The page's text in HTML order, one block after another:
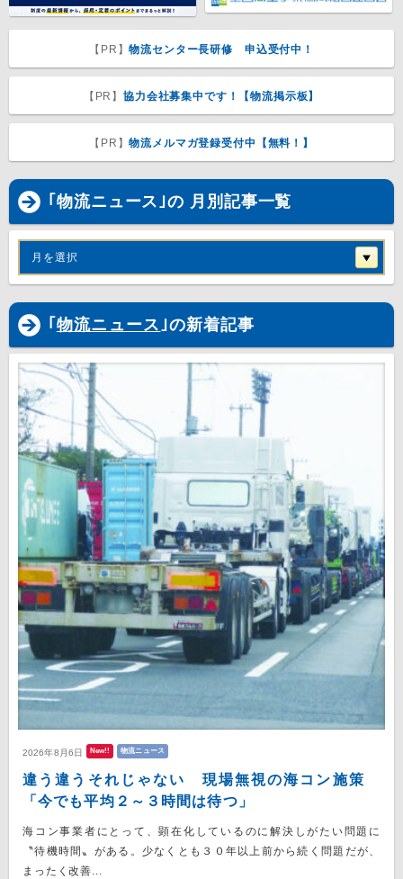
【PR】物流センター長研修 申込受付中！
【PR】協力会社募集中です！【物流掲示板】
【PR】物流メルマガ登録受付中【無料！】
｢物流ニュース｣の 月別記事一覧
月を選択
｢ 物流ニュース｣の新着記事
2026年8月6日 New!! 物流ニュース
違う違うそれじゃない 現場無視の海コン施策
「今でも平均２～３時間は待つ」
海コン事業者にとって、顕在化しているのに解決しがたい問題に
〝待機時間〟がある。少なくとも３０年以上前から続く問題だが、
まったく改善...